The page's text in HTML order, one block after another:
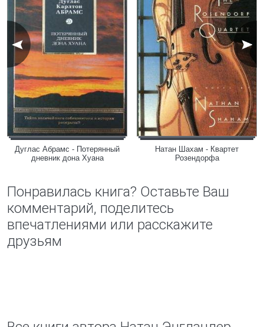
Дуглаc Абрамс - Потерянный
дневник дона Хуана
Натан Шахам - Квартет
Розендорфа
Понравилась книга? Оставьте Ваш
комментарий, поделитесь
впечатлениями или расскажите
друзьям